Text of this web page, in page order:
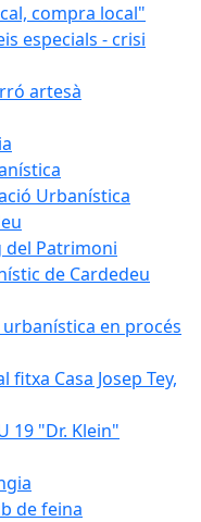
compra local"
especials - crisi
artesà
Urbanística
del Patrimoni
de Cardedeu
en procés
Casa Josep Tey,
19 "Dr. Klein"
de feina